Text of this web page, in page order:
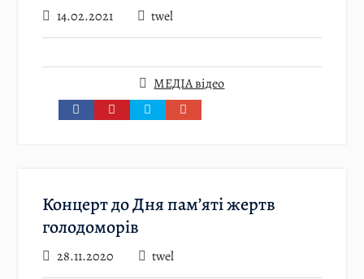
14.02.2021 twel
МЕДІА відео
Концерт до Дня пам’яті жертв
голодоморів
28.11.2020 twel